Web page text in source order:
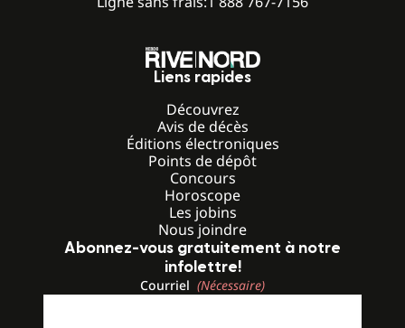
Liens rapides
Découvrez
Avis de décès
Éditions électroniques
Points de dépôt
Concours
Horoscope
Les jobins
Nous joindre
Abonnez-vous gratuitement à notre
infolettre!
Courriel (Nécessaire)